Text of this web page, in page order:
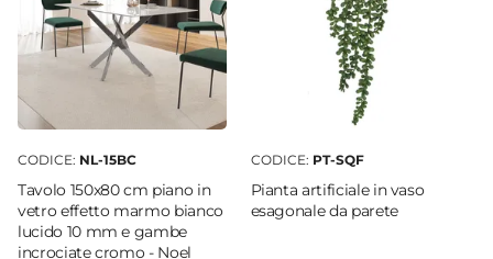
CODICE: NL-15BC
Tavolo 150x80 cm piano in
vetro effetto marmo bianco
lucido 10 mm e gambe
incrociate cromo - Noel
CODICE: PT-SQF
Pianta artificiale in vaso
esagonale da parete